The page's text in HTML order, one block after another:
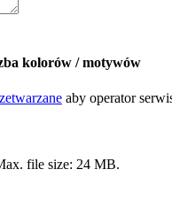
kolorów / motywów
aby operator
file size: 24 MB.